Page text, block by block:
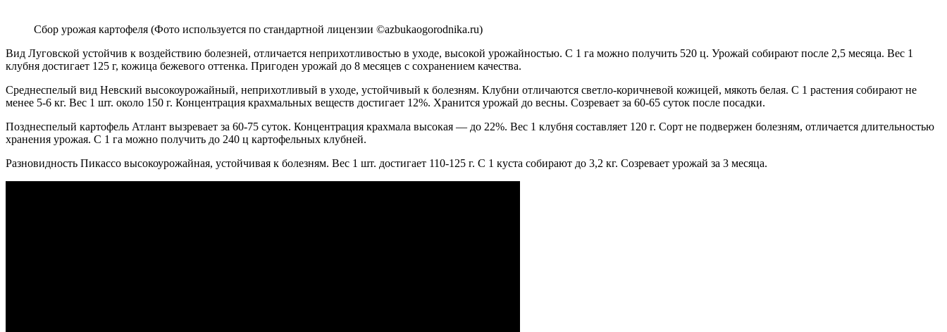
Сбор урожая картофеля (Фото используется по стандартной лицензии ©azbukaogorodnika.ru)
Вид Луговской устойчив к воздействию болезней, отличается неприхотливостью в уходе, высокой урожайностью. С 1 га можно получить 520 ц. Урожай собирают после 2,5 месяца. Вес 1
клубня достигает 125 г, кожица бежевого оттенка. Пригоден урожай до 8 месяцев с сохранением качества.
Среднеспелый вид Невский высокоурожайный, неприхотливый в уходе, устойчивый к болезням. Клубни отличаются светло-коричневой кожицей, мякоть белая. С 1 растения собирают не
менее 5-6 кг. Вес 1 шт. около 150 г. Концентрация крахмальных веществ достигает 12%. Хранится урожай до весны. Созревает за 60-65 суток после посадки.
Позднеспелый картофель Атлант вызревает за 60-75 суток. Концентрация крахмала высокая — до 22%. Вес 1 клубня составляет 120 г. Сорт не подвержен болезням, отличается длительностью
хранения урожая. С 1 га можно получить до 240 ц картофельных клубней.
Разновидность Пикассо высокоурожайная, устойчивая к болезням. Вес 1 шт. достигает 110-125 г. С 1 куста собирают до 3,2 кг. Созревает урожай за 3 месяца.